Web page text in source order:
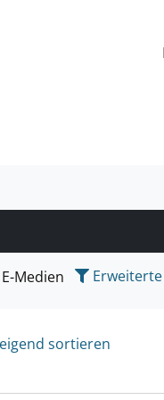
suchen wollen.
E-Medien
sortieren